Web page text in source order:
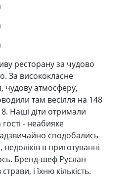
ресторану за чудово
За висококласне
чудову атмосферу,
там весілля на 148
Наші діти отримали
- неабияке
сподобались
недоліків в приготуванні
Бренд-шеф Руслан
і їхню кількість.